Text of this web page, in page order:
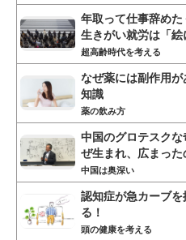
年取って仕事辞め
生きがい就労は「
超高齢時代を考える
なぜ薬には副作用
知識
薬の飲み方
中国のグロテスク
ぜ生まれ、広まった
中国は奥深い
認知症が急カーブ
る！
頭の健康を考える